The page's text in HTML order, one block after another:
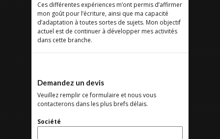
Ces différentes expériences m’ont permis d’affirmer
mon goût pour l’écriture, ainsi que ma capacité
d’adaptation à toutes sortes de sujets. Mon objectif
actuel est de continuer à développer mes activités
dans cette branche.
Demandez un devis
Veuillez remplir ce formulaire et nous vous
contacterons dans les plus brefs délais.
Société